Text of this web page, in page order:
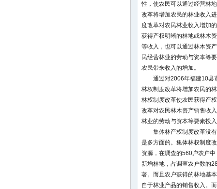
性，使农民可以通过经营林
改革将增加农民的林业收入
度改革对农民林业收入增加
获得产权明晰的林地或林木
等收入，也可以通过林木资
民经营林业的劳动与资本等
农民带来收入的增加。
通过对2006年福建10县
林权制度改革将增加农民的
林权制度改革使农民获得产
改革对农民林木资产销售收
林业的劳动与资本等要素投
集体林产权制度改革没
是多方面的。集体林权制度
资源，在调查的560户农户
新增林地，占调查农户数的
著。而且农户获得的林地基
自于林业产品的销售收入。